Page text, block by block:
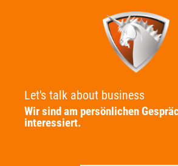
Let's talk about business
Wir sind am persönlichen
interessiert.